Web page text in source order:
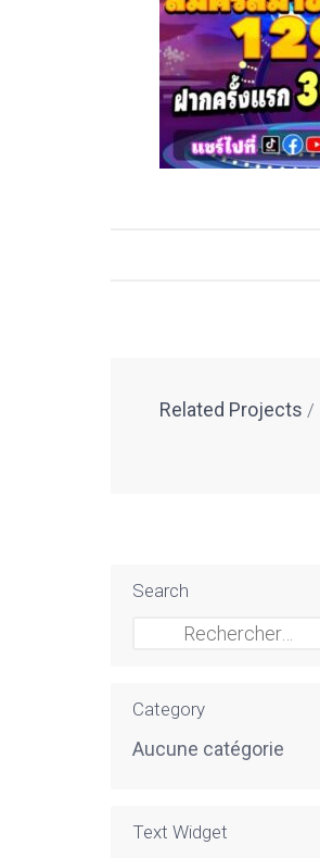
Related Projects
Search
Rechercher :
Category
Aucune catégorie
Text Widget